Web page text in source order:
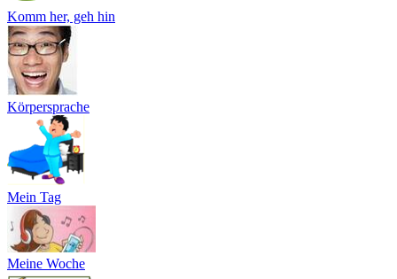
Komm her, geh hin
Körpersprache
Mein Tag
Meine Woche